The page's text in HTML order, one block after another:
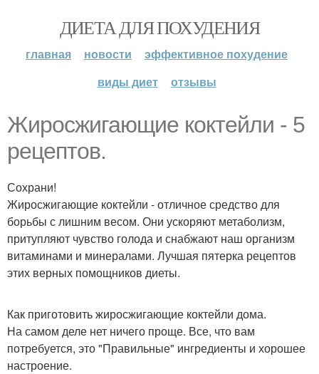
ДИЕТА ДЛЯ ПОХУДЕНИЯ
главная новости
эффективное похудение
виды диет
отзывы
Жиросжигающие коктейли - 5
рецептов.
Сохрани!
Жиросжигающие коктейли - отличное средство для
борьбы с лишним весом. Они ускоряют метаболизм,
притупляют чувство голода и снабжают наш организм
витаминами и минералами. Лучшая пятерка рецептов
этих верных помощников диеты.
Как приготовить жиросжигающие коктейли дома.
На самом деле нет ничего проще. Все, что вам
потребуется, это "Правильные" ингредиенты и хорошее
настроение.